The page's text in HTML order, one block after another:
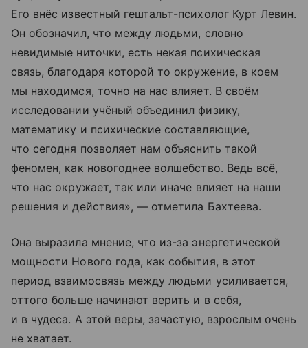
Его внёс известный гештальт-психолог Курт Левин.
Он обозначил, что между людьми, словно
невидимые ниточки, есть некая психическая
связь, благодаря которой то окружение, в коем
мы находимся, точно на нас влияет. В своём
исследовании учёный объединил физику,
математику и психические составляющие,
что сегодня позволяет нам объяснить такой
феномен, как новогоднее волшебство. Ведь всё,
что нас окружает, так или иначе влияет на наши
решения и действия», — отметила Бахтеева.
Она выразила мнение, что из-за энергетической
мощности Нового года, как события, в этот
период взаимосвязь между людьми усиливается,
оттого больше начинают верить и в себя,
и в чудеса. А этой веры, зачастую, взрослым очень
не хватает.